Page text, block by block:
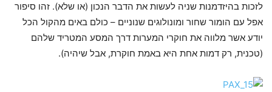
לזכות בהיזדמנות שניה לעשות את הדבר הנכון (או שלא). זהו סיפור
אפל עם הומור שחור ומונולוגים שנוניים – כולם באים מהקול הכל
יודע אשר מלווה את חוקרי המערות דרך המסע המטריד שלהם
(טכנית, רק דמות אחת היא באמת חוקרת, אבל שיהיה).